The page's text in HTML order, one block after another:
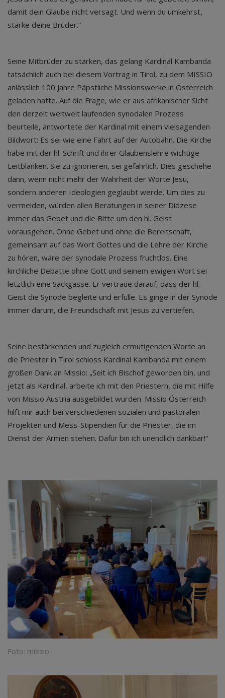
damit dein Glaube nicht versagt. Und wenn du umkehrst,
stärke deine Brüder.“
Seine Mitbrüder zu stärken, das gelang Kardinal Kambanda
tatsächlich auch bei diesem Vortrag in Tirol, zu dem MISSIO
anlässlich 100 Jahre Päpstliche Missionswerke in Österreich
geladen hatte. Auf die Frage, wie er aus afrikanischer Sicht
den derzeit weltweit laufenden synodalen Prozess
beurteile, antwortete der Kardinal mit einem vielsagenden
Bildwort: Es sei wie eine Fahrt auf der Autobahn. Die Kirche
habe mit der hl. Schrift und ihrer Glaubenslehre wichtige
Leitblanken. Sie zu ignorieren, sei gefährlich. Dies geschehe
dann, wenn nicht mehr der Wahrheit der Worte Jesu,
sondern anderen Ideologien geglaubt werde. Um dies zu
vermeiden, würden allen Beratungen in seiner Diözese
immer das Gebet und die Bitte um den hl. Geist
vorausgehen. Ohne Gebet und ohne die Bereitschaft,
gemeinsam auf das Wort Gottes und die Lehre der Kirche
zu hören, wäre der synodale Prozess fruchtlos. Eine
kirchliche Debatte ohne Gott und seinem ewigen Wort sei
letztlich eine Sackgasse. Er vertraue darauf, dass der hl.
Geist die Synode begleite und erfülle. Es ginge in der Synode
immer darum, die Freundschaft mit Jesus zu vertiefen.
Seine bestärkenden und zugleich ermutigenden Worte an
die Priester in Tirol schloss Kardinal Kambanda mit einem
großen Dank an Missio: „Seit ich Bischof geworden bin, und
jetzt als Kardinal, arbeite ich mit den Priestern, die mit Hilfe
von Missio Austria ausgebildet wurden. Missio Österreich
hilft mir auch bei verschiedenen sozialen und pastoralen
Projekten und Mess-Stipendien für die Priester, die im
Dienst der Armen stehen. Dafür bin ich unendlich dankbar!“
Foto: missio